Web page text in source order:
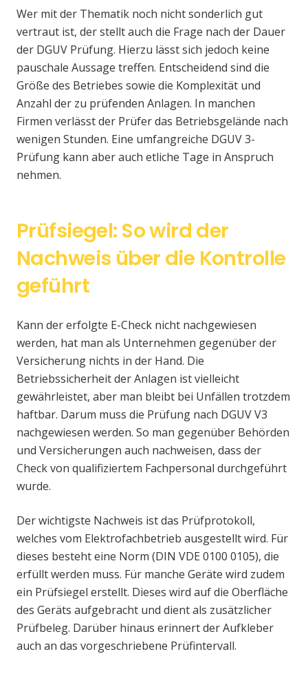
Wer mit der Thematik noch nicht sonderlich gut
vertraut ist, der stellt auch die Frage nach der Dauer
der DGUV Prüfung. Hierzu lässt sich jedoch keine
pauschale Aussage treffen. Entscheidend sind die
Größe des Betriebes sowie die Komplexität und
Anzahl der zu prüfenden Anlagen. In manchen
Firmen verlässt der Prüfer das Betriebsgelände nach
wenigen Stunden. Eine umfangreiche DGUV 3-
Prüfung kann aber auch etliche Tage in Anspruch
nehmen.
Prüfsiegel: So wird der
Nachweis über die Kontrolle
geführt
Kann der erfolgte E-Check nicht nachgewiesen
werden, hat man als Unternehmen gegenüber der
Versicherung nichts in der Hand. Die
Betriebssicherheit der Anlagen ist vielleicht
gewährleistet, aber man bleibt bei Unfällen trotzdem
haftbar. Darum muss die Prüfung nach DGUV V3
nachgewiesen werden. So man gegenüber Behörden
und Versicherungen auch nachweisen, dass der
Check von qualifiziertem Fachpersonal durchgeführt
wurde.
Der wichtigste Nachweis ist das Prüfprotokoll,
welches vom Elektrofachbetrieb ausgestellt wird. Für
dieses besteht eine Norm (DIN VDE 0100 0105), die
erfüllt werden muss. Für manche Geräte wird zudem
ein Prüfsiegel erstellt. Dieses wird auf die Oberfläche
des Geräts aufgebracht und dient als zusätzlicher
Prüfbeleg. Darüber hinaus erinnert der Aufkleber
auch an das vorgeschriebene Prüfintervall.